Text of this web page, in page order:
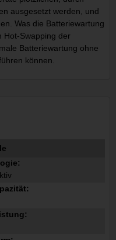
ausgesetzt werden, und
Was die Batteriewartung
Hot-Swapping der
Batteriewartung ohne
können.